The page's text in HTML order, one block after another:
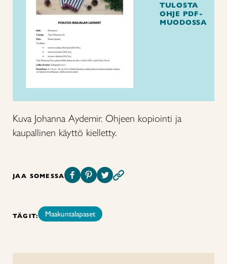
TULOSTA
OHJE PDF-
MUODOSSA
Kuva Johanna Aydemir. Ohjeen kopiointi ja
kaupallinen käyttö kielletty.
JAA SOMESSA
TÄGIT: Maakuntalapaset